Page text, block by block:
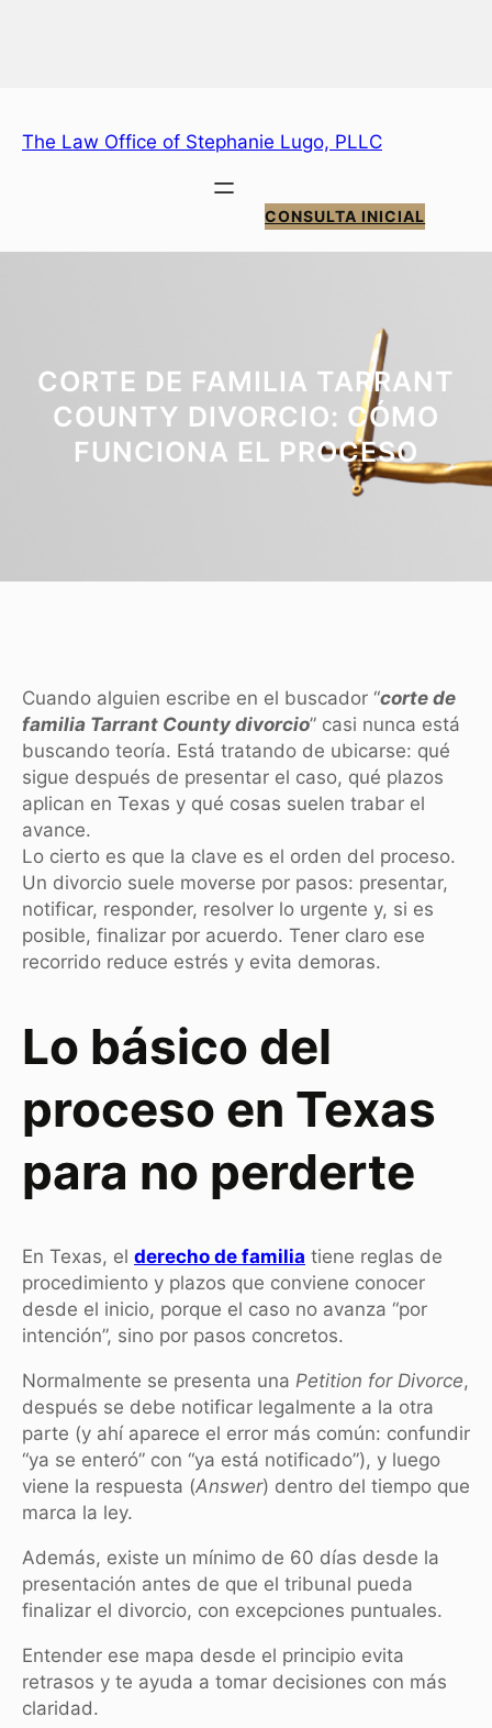
The Law Office of Stephanie Lugo, PLLC
CONSULTA INICIAL
CORTE DE FAMILIA TARRANT
COUNTY DIVORCIO: CÓMO
FUNCIONA EL PROCESO
Cuando alguien escribe en el buscador “corte de
familia Tarrant County divorcio” casi nunca está
buscando teoría. Está tratando de ubicarse: qué
sigue después de presentar el caso, qué plazos
aplican en Texas y qué cosas suelen trabar el
avance.
Lo cierto es que la clave es el orden del proceso.
Un divorcio suele moverse por pasos: presentar,
notificar, responder, resolver lo urgente y, si es
posible, finalizar por acuerdo. Tener claro ese
recorrido reduce estrés y evita demoras.
Lo básico del
proceso en Texas
para no perderte
En Texas, el derecho de familia tiene reglas de
procedimiento y plazos que conviene conocer
desde el inicio, porque el caso no avanza “por
intención”, sino por pasos concretos.
Normalmente se presenta una Petition for Divorce,
después se debe notificar legalmente a la otra
parte (y ahí aparece el error más común: confundir
“ya se enteró” con “ya está notificado”), y luego
viene la respuesta (Answer) dentro del tiempo que
marca la ley.
Además, existe un mínimo de 60 días desde la
presentación antes de que el tribunal pueda
finalizar el divorcio, con excepciones puntuales.
Entender ese mapa desde el principio evita
retrasos y te ayuda a tomar decisiones con más
claridad.